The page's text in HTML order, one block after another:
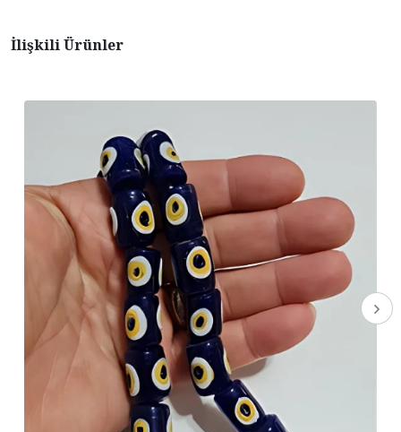
İlişkili Ürünler